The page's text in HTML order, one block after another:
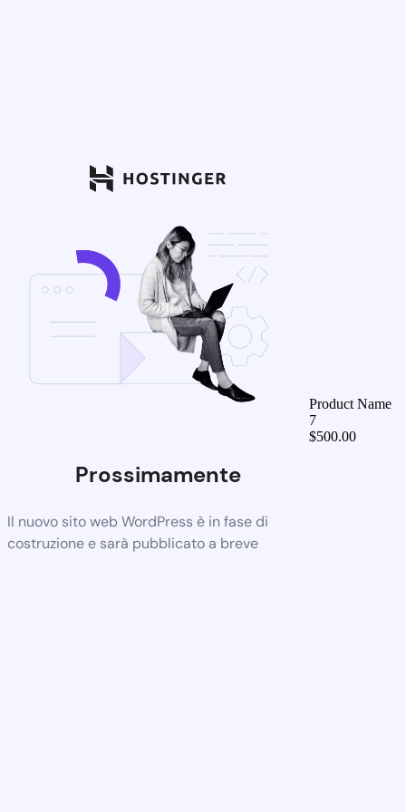
Prossimamente
Il nuovo sito web WordPress è in fase di
costruzione e sarà pubblicato a breve
Product Name
7
$500.00